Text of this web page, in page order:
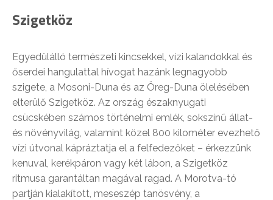
Szigetköz
Egyedülálló természeti kincsekkel, vízi kalandokkal és
őserdei hangulattal hívogat hazánk legnagyobb
szigete, a Mosoni-Duna és az Öreg-Duna ölelésében
elterülő Szigetköz. Az ország északnyugati
csücskében számos történelmi emlék, sokszínű állat-
és növényvilág, valamint közel 800 kilométer evezhető
vízi útvonal kápráztatja el a felfedezőket – érkezzünk
kenuval, kerékpáron vagy két lábon, a Szigetköz
ritmusa garantáltan magával ragad. A Morotva-tó
partján kialakított, meseszép tanösvény, a